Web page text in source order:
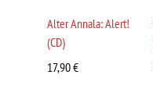
Alter Annala: Alert!
(CD)
17,90€